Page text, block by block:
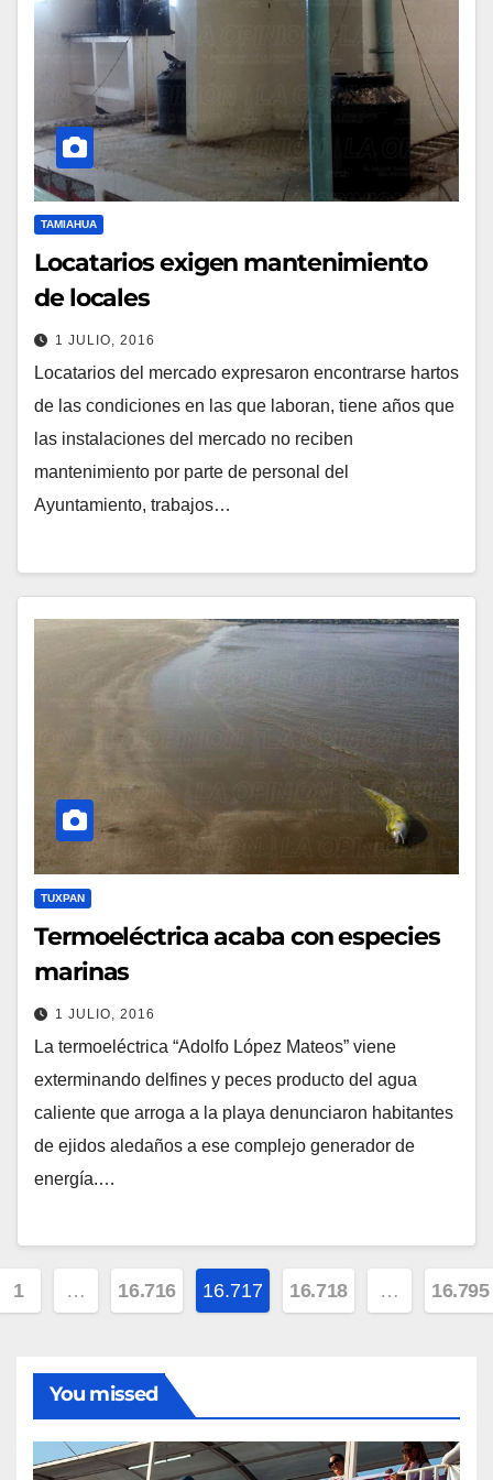
TAMIAHUA
Locatarios exigen mantenimiento
de locales
1 JULIO, 2016
Locatarios del mercado expresaron encontrarse hartos
de las condiciones en las que laboran, tiene años que
las instalaciones del mercado no reciben
mantenimiento por parte de personal del
Ayuntamiento, trabajos…
TUXPAN
Termoeléctrica acaba con especies
marinas
1 JULIO, 2016
La termoeléctrica “Adolfo López Mateos” viene
exterminando delfines y peces producto del agua
caliente que arroga a la playa denunciaron habitantes
de ejidos aledaños a ese complejo generador de
energía.…
1 … 16.716 16.717 16.718 … 16.795
You missed